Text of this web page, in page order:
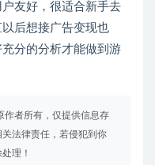
友好，很适合新手去
后想接广告变现也
分的分析才能做到游
作者所有，仅提供信息存
法律责任，若侵犯到你
理！